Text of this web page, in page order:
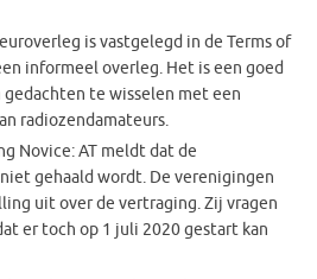
is vastgelegd in de Terms of
informeel overleg. Het is een goed
gedachten te wisselen met een
radiozendamateurs.
Novice: AT meldt dat de
gehaald wordt. De verenigingen
uit over de vertraging. Zij vragen
er toch op 1 juli 2020 gestart kan